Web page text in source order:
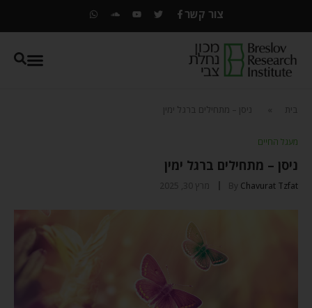
צור קשר
בית ניסן – מתחילים ברגל ימין
מעגל החיים
ניסן – מתחילים ברגל ימין
By Chavurat Tzfat מרץ 30, 2025